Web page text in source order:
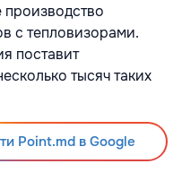
производство
с тепловизорами.
поставит
тысяч таких
Point.md в Google